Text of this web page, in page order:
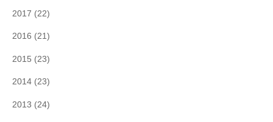
2017 (22)
2016 (21)
2015 (23)
2014 (23)
2013 (24)